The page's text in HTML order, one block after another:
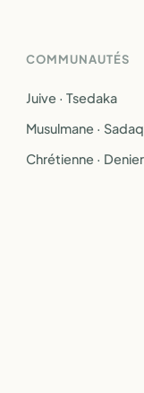
COMMUNAUTÉS
Juive · Tsedaka
Musulmane ·
Chrétienne · Denier